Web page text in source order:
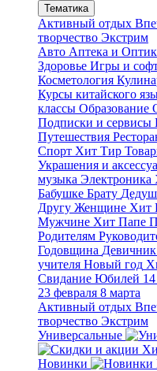
Тематика
Активный отдых
творчество Экстрим
Авто Аптека и
Здоровье Игры и
Косметология
Курсы китайского
классы Образование
Подписки и сервисы
Путешествия
Спорт Хит Тир
Украшения и
музыка Электроника
Бабушке Брату
Другу Женщине Хит
Мужчине Хит Папе
Родителям
Годовщина Девичник
учителя Новый год
Свидание Юбилей
23 февраля 8 марта
Активный отдых
творчество Экстрим
Универсальные
Новинки